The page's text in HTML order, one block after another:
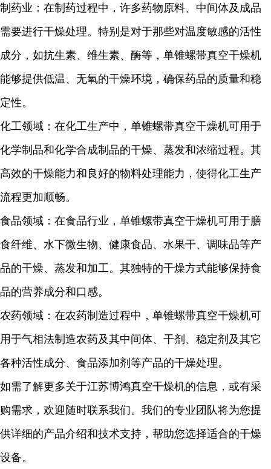
制药业：在制药过程中，许多药物原料、中间体及成品
需要进行干燥处理。特别是对于那些对温度敏感的活性
成分，如抗生素、维生素、酶等，单锥螺带真空干燥机
能够提供低温、无氧的干燥环境，确保药品的质量和稳
定性。
化工领域：在化工生产中，单锥螺带真空干燥机可用于
化学制品和化学合成制品的干燥、蒸发和浓缩过程。其
高效的干燥能力和良好的物料处理能力，使得化工生产
流程更加顺畅。
食品领域：在食品行业，单锥螺带真空干燥机可用于膳
食纤维、水下微生物、健康食品、水果干、调味品等产
品的干燥、蒸发和加工。其独特的干燥方式能够保持食
品的营养成分和口感。
农药领域：在农药制造过程中，单锥螺带真空干燥机可
用于气相法制造农药及其中间体、干剂、稳定剂及其它
各种活性成分、食品添加剂等产品的干燥处理。
如需了解更多关于江苏博鸿真空干燥机的信息，或有采
购需求，欢迎随时联系我们。我们的专业团队将为您提
供详细的产品介绍和技术支持，帮助您选择适合的干燥
设备。